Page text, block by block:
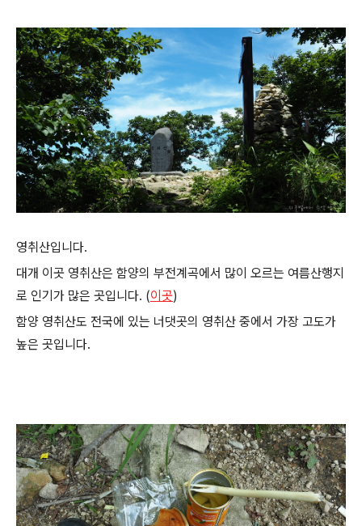
영취산입니다.
대개 이곳 영취산은 함양의 부전계곡에서 많이 오르는 여름산행지
로 인기가 많은 곳입니다. (이곳)
함양 영취산도 전국에 있는 너댓곳의 영취산 중에서 가장 고도가
높은 곳입니다.